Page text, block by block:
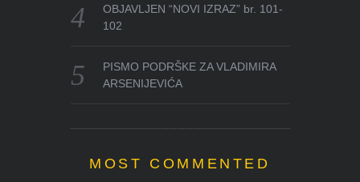
OBJAVLJEN “NOVI IZRAZ” br. 101-
102
PISMO PODRŠKE ZA VLADIMIRA
ARSENIJEVIĆA
MOST COMMENTED